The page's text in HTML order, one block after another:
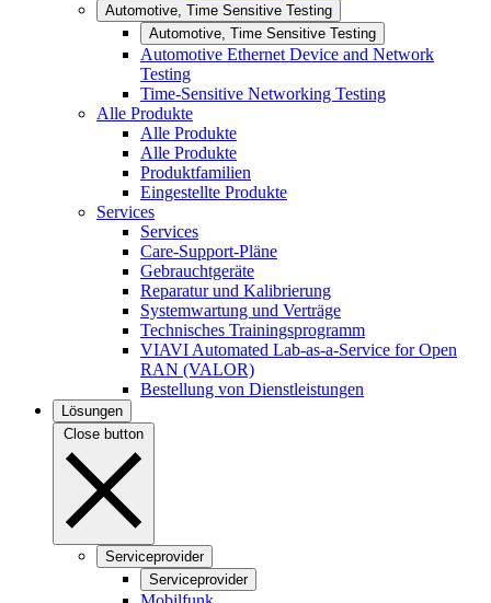
Automotive, Time Sensitive Testing
Automotive, Time Sensitive Testing
Automotive Ethernet Device and Network
Testing
Time-Sensitive Networking Testing
Alle Produkte
Alle Produkte
Alle Produkte
Produktfamilien
Eingestellte Produkte
Services
Services
Care-Support-Pläne
Gebrauchtgeräte
Reparatur und Kalibrierung
Systemwartung und Verträge
Technisches Trainingsprogramm
VIAVI Automated Lab-as-a-Service for Open
RAN (VALOR)
Bestellung von Dienstleistungen
Lösungen
Close button
Serviceprovider
Serviceprovider